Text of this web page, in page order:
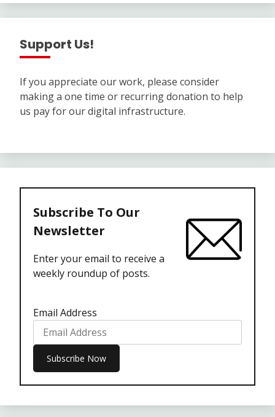
Support Us!
If you appreciate our work, please consider
making a one time or recurring donation to help
us pay for our digital infrastructure.
Subscribe To Our
Newsletter
Enter your email to receive a
weekly roundup of posts.
Email Address